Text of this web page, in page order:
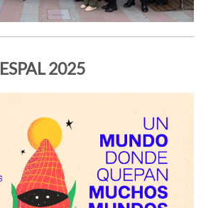
ESPAL 2025